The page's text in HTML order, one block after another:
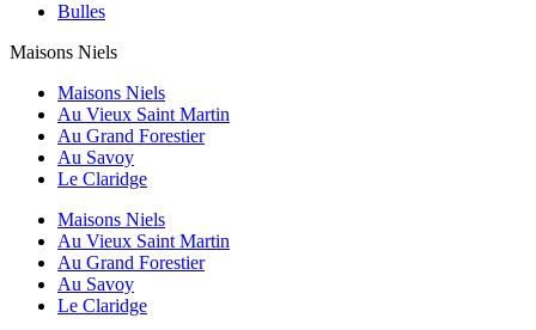
Bulles
Maisons Niels
Maisons Niels
Au Vieux Saint Martin
Au Grand Forestier
Au Savoy
Le Claridge
Maisons Niels
Au Vieux Saint Martin
Au Grand Forestier
Au Savoy
Le Claridge